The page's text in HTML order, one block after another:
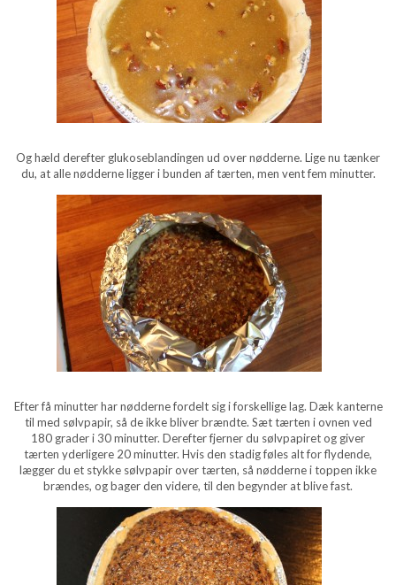
Og hæld derefter glukoseblandingen ud over nødderne. Lige nu tænker
du, at alle nødderne ligger i bunden af tærten, men vent fem minutter.
Efter få minutter har nødderne fordelt sig i forskellige lag. Dæk kanterne
til med sølvpapir, så de ikke bliver brændte. Sæt tærten i ovnen ved
180 grader i 30 minutter. Derefter fjerner du sølvpapiret og giver
tærten yderligere 20 minutter. Hvis den stadig føles alt for flydende,
lægger du et stykke sølvpapir over tærten, så nødderne i toppen ikke
brændes, og bager den videre, til den begynder at blive fast.